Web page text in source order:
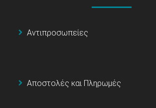
Αντιπροσωπείες
Αποστολές και Πληρωμές